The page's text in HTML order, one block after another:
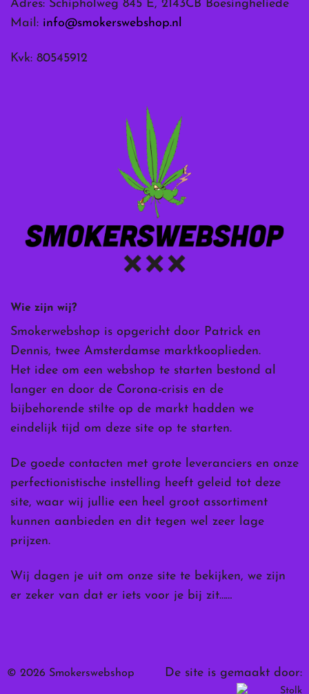
Wie zijn wij?
Smokerwebshop is opgericht door Patrick en
Dennis, twee Amsterdamse marktkooplieden.
Het idee om een webshop te starten bestond al
langer en door de Corona-crisis en de
bijbehorende stilte op de markt hadden we
eindelijk tijd om deze site op te starten.
De goede contacten met grote leveranciers en onze
perfectionistische instelling heeft geleid tot deze
site, waar wij jullie een heel groot assortiment
kunnen aanbieden en dit tegen wel zeer lage
prijzen.
Wij dagen je uit om onze site te bekijken, we zijn
er zeker van dat er iets voor je bij zit……
Adres: Schipholweg 845 E, 2143CB Boesingheliede
Mail: info@smokerswebshop.nl
Kvk: 80545912
© 2026 Smokerswebshop De site is gemaakt door: